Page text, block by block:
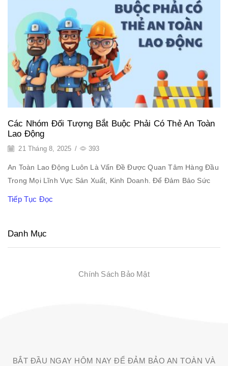
Các Nhóm Đối Tượng Bắt Buộc Phải Có Thẻ An Toàn
Lao Động
21 Tháng 8, 2025 / 393
An Toàn Lao Động Luôn Là Vấn Đề Được Quan Tâm Hàng Đầu
Trong Mọi Lĩnh Vực Sản Xuất, Kinh Doanh. Để Đảm Bảo Sức
Tiếp Tục Đọc
Danh Mục
Chính Sách Bảo Mật
BẮT ĐẦU NGAY HÔM NAY ĐỂ ĐẢM BẢO AN TOÀN VÀ